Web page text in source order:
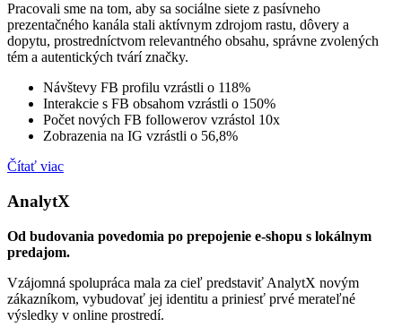
Pracovali sme na tom, aby sa sociálne siete z pasívneho
prezentačného kanála stali aktívnym zdrojom rastu, dôvery a
dopytu, prostredníctvom relevantného obsahu, správne zvolených
tém a autentických tvárí značky.
Návštevy FB profilu vzrástli o 118%
Interakcie s FB obsahom vzrástli o 150%
Počet nových FB followerov vzrástol 10x
Zobrazenia na IG vzrástli o 56,8%
Čítať viac
AnalytX
Od budovania povedomia po prepojenie e-shopu s lokálnym
predajom.
Vzájomná spolupráca mala za cieľ predstaviť AnalytX novým
zákazníkom, vybudovať jej identitu a priniesť prvé merateľné
výsledky v online prostredí.